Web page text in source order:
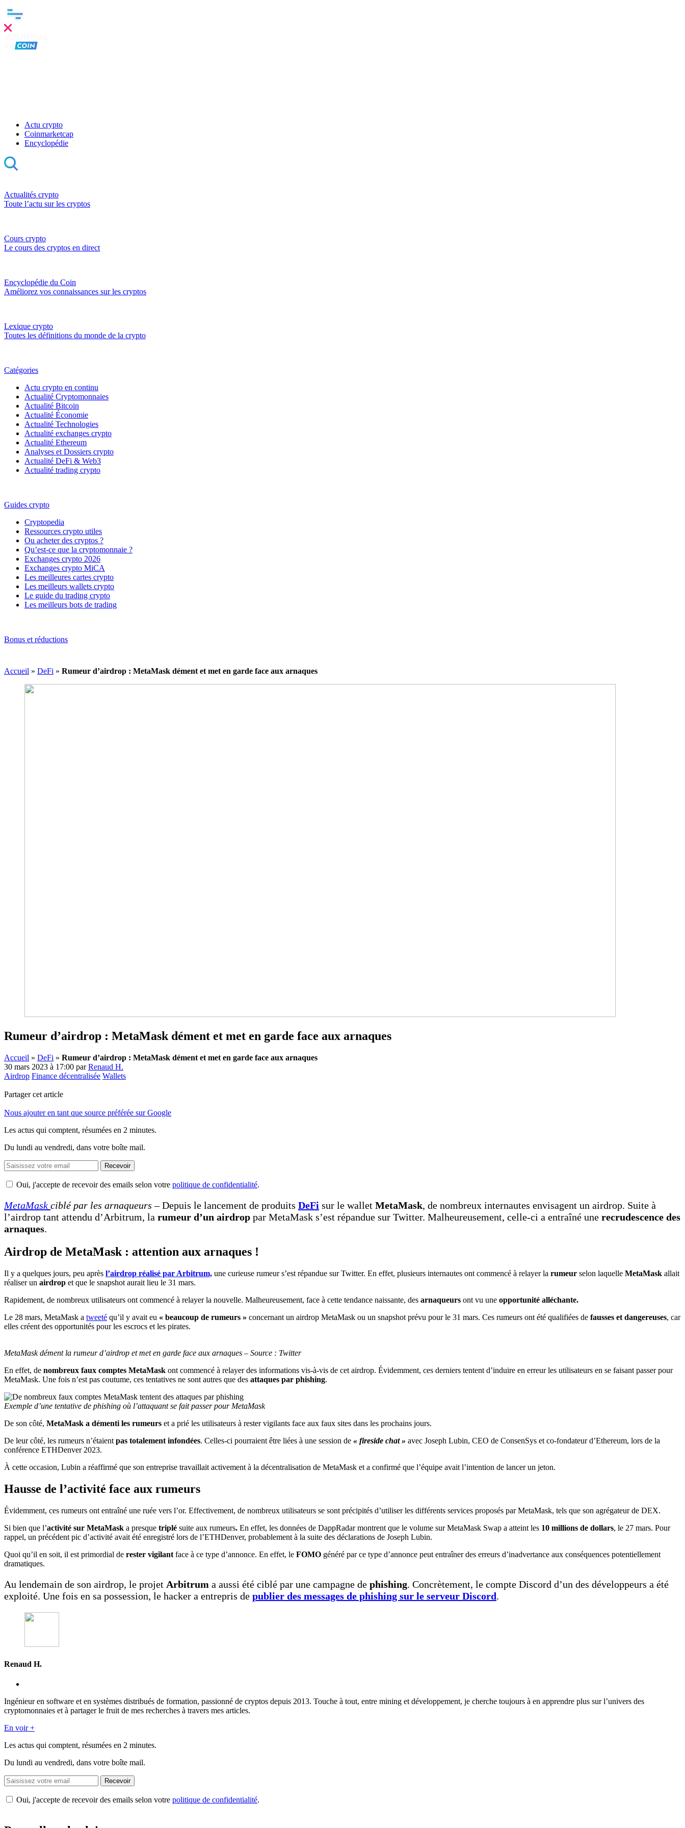
Actu crypto
Coinmarketcap
Encyclopédie
Actualités crypto
Toute l’actu sur les cryptos
Cours crypto
Le cours des cryptos en direct
Encyclopédie du Coin
Améliorez vos connaissances sur les cryptos
Lexique crypto
Toutes les définitions du monde de la crypto
Catégories
Actu crypto en continu
Actualité Cryptomonnaies
Actualité Bitcoin
Actualité Économie
Actualité Technologies
Actualité exchanges crypto
Actualité Ethereum
Analyses et Dossiers crypto
Actualité DeFi & Web3
Actualité trading crypto
Guides crypto
Cryptopedia
Ressources crypto utiles
Ou acheter des cryptos ?
Qu’est-ce que la cryptomonnaie ?
Exchanges crypto 2026
Exchanges crypto MiCA
Les meilleures cartes crypto
Les meilleurs wallets crypto
Le guide du trading crypto
Les meilleurs bots de trading
Bonus et réductions
Accueil » DeFi » Rumeur d’airdrop : MetaMask dément et met en garde face aux arnaques
Rumeur d’airdrop : MetaMask dément et met en garde face aux arnaques
Accueil » DeFi » Rumeur d’airdrop : MetaMask dément et met en garde face aux arnaques
30 mars 2023 à 17:00 parRenaud H.
Airdrop Finance décentralisée Wallets
Partager cet article
Nous ajouter en tant que source préférée sur Google
Les actus qui comptent, résumées en 2 minutes.
Du lundi au vendredi, dans votre boîte mail.
Recevoir
Oui, j'accepte de recevoir des emails selon votre politique de confidentialité.
MetaMask ciblé par les arnaqueurs – Depuis le lancement de produits DeFi sur le wallet MetaMask, de nombreux internautes envisagent un airdrop. Suite à
l’airdrop tant attendu d’Arbitrum, la rumeur d’un airdrop par MetaMask s’est répandue sur Twitter. Malheureusement, celle-ci a entraîné une recrudescence des
arnaques.
Airdrop de MetaMask : attention aux arnaques !
Il y a quelques jours, peu après l’airdrop réalisé par Arbitrum, une curieuse rumeur s’est répandue sur Twitter. En effet, plusieurs internautes ont commencé à relayer la rumeur selon laquelle MetaMask allait
réaliser un airdrop et que le snapshot aurait lieu le 31 mars.
Rapidement, de nombreux utilisateurs ont commencé à relayer la nouvelle. Malheureusement, face à cette tendance naissante, des arnaqueurs ont vu une opportunité alléchante.
Le 28 mars, MetaMask a tweeté qu’il y avait eu « beaucoup de rumeurs » concernant un airdrop MetaMask ou un snapshot prévu pour le 31 mars. Ces rumeurs ont été qualifiées de fausses et dangereuses, car
elles créent des opportunités pour les escrocs et les pirates.
MetaMask dément la rumeur d’airdrop et met en garde face aux arnaques – Source : Twitter
En effet, de nombreux faux comptes MetaMask ont commencé à relayer des informations vis-à-vis de cet airdrop. Évidemment, ces derniers tentent d’induire en erreur les utilisateurs en se faisant passer pour
MetaMask. Une fois n’est pas coutume, ces tentatives ne sont autres que des attaques par phishing.
Exemple d’une tentative de phishing où l’attaquant se fait passer pour MetaMask
De son côté, MetaMask a démenti les rumeurs et a prié les utilisateurs à rester vigilants face aux faux sites dans les prochains jours.
De leur côté, les rumeurs n’étaient pas totalement infondées. Celles-ci pourraient être liées à une session de « fireside chat » avec Joseph Lubin, CEO de ConsenSys et co-fondateur d’Ethereum, lors de la
conférence ETHDenver 2023.
À cette occasion, Lubin a réaffirmé que son entreprise travaillait activement à la décentralisation de MetaMask et a confirmé que l’équipe avait l’intention de lancer un jeton.
Hausse de l’activité face aux rumeurs
Évidemment, ces rumeurs ont entraîné une ruée vers l’or. Effectivement, de nombreux utilisateurs se sont précipités d’utiliser les différents services proposés par MetaMask, tels que son agrégateur de DEX.
Si bien que l’activité sur MetaMask a presque triplé suite aux rumeurs. En effet, les données de DappRadar montrent que le volume sur MetaMask Swap a atteint les 10 millions de dollars, le 27 mars. Pour
rappel, un précédent pic d’activité avait été enregistré lors de l’ETHDenver, probablement à la suite des déclarations de Joseph Lubin.
Quoi qu’il en soit, il est primordial de rester vigilant face à ce type d’annonce. En effet, le FOMO généré par ce type d’annonce peut entraîner des erreurs d’inadvertance aux conséquences potentiellement
dramatiques.
Au lendemain de son airdrop, le projet Arbitrum a aussi été ciblé par une campagne de phishing. Concrètement, le compte Discord d’un des développeurs a été
exploité. Une fois en sa possession, le hacker a entrepris de publier des messages de phishing sur le serveur Discord.
Renaud H.
Ingénieur en software et en systèmes distribués de formation, passionné de cryptos depuis 2013. Touche à tout, entre mining et développement, je cherche toujours à en apprendre plus sur l’univers des
cryptomonnaies et à partager le fruit de mes recherches à travers mes articles.
En voir +
Les actus qui comptent, résumées en 2 minutes.
Du lundi au vendredi, dans votre boîte mail.
Recevoir
Oui, j'accepte de recevoir des emails selon votre politique de confidentialité.